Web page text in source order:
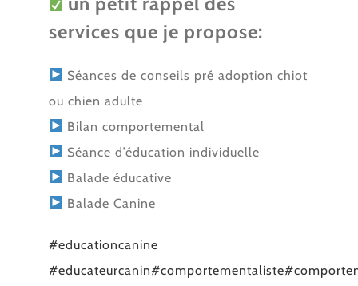
services que je propose:
Séances de conseils pré adoption chiot
ou chien adulte
Bilan comportemental
Séance d’éducation individuelle
Balade éducative
Balade Canine
#educationcanine
#educateurcanin#comportementaliste